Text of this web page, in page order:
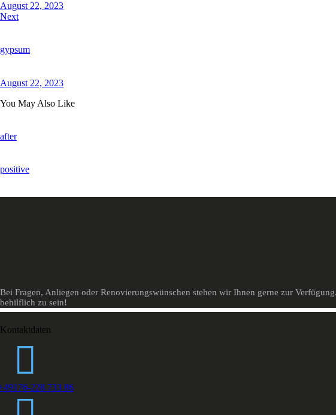
August 22, 2023
Next
gypsum
August 22, 2023
You May Also Like
after
positive
Bei Fragen, Anliegen oder Renovierungswünschen stehen wir Ihnen gerne zur
behilflich zu sein!
Kontaktdaten
228 733 86